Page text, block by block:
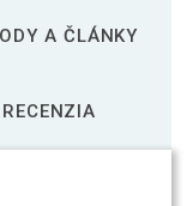
A ČLÁNKY
RECENZIA